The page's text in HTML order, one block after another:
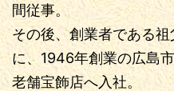
間従事。
その後、創業者である
に、1946年創業の広島
老舗宝飾店へ入社。